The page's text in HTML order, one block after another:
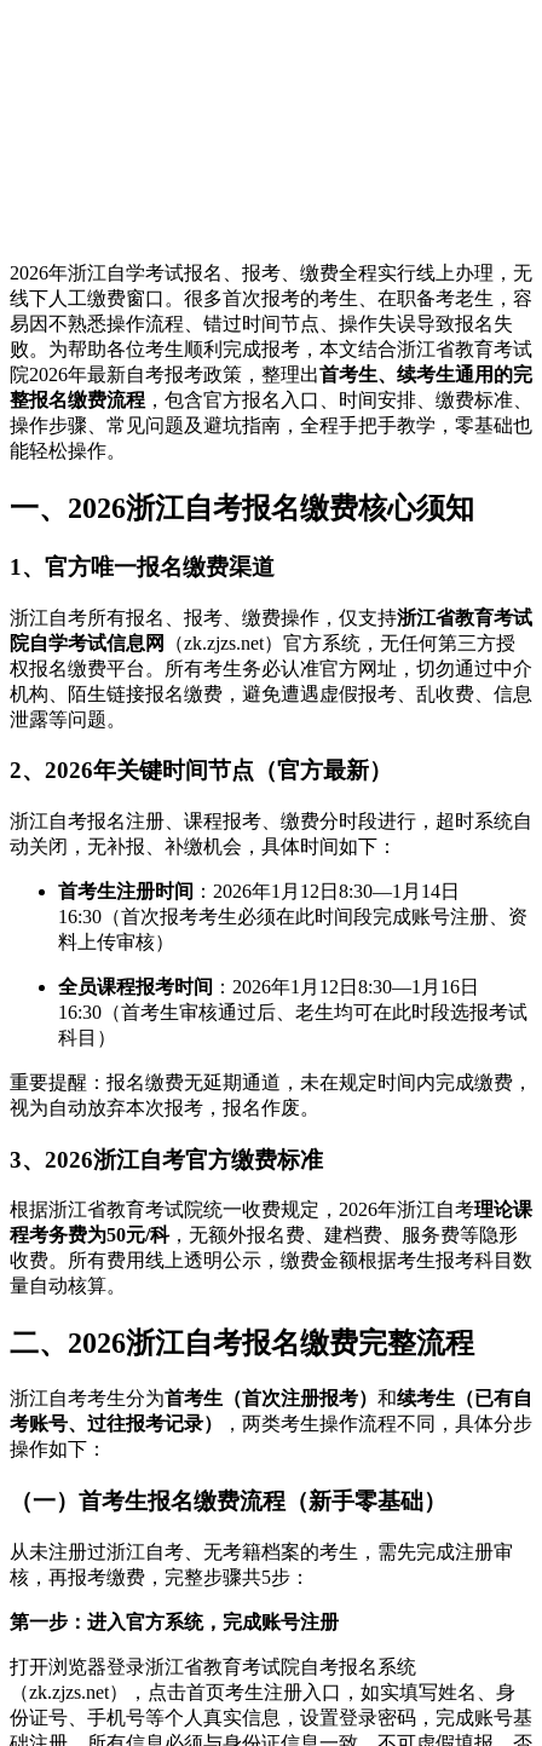
2026年浙江自学考试报名、报考、缴费全程实行线上办理，无
线下人工缴费窗口。很多首次报考的考生、在职备考老生，容
易因不熟悉操作流程、错过时间节点、操作失误导致报名失
败。为帮助各位考生顺利完成报考，本文结合浙江省教育考试
院2026年最新自考报考政策，整理出首考生、续考生通用的完
整报名缴费流程 ，包含官方报名入口、时间安排、缴费标准、
操作步骤、常见问题及避坑指南，全程手把手教学，零基础也
能轻松操作。
一、2026浙江自考报名缴费核心须知
1、官方唯一报名缴费渠道
浙江自考所有报名、报考、缴费操作，仅支持浙江省教育考试
院自学考试信息网
（zk.zjzs.net）官方系统，无任何第三方授
权报名缴费平台。所有考生务必认准官方网址，切勿通过中介
机构、陌生链接报名缴费，避免遭遇虚假报考、乱收费、信息
泄露等问题。
2、2026年关键时间节点（官方最新）
浙江自考报名注册、课程报考、缴费分时段进行，超时系统自
动关闭，无补报、补缴机会，具体时间如下：
首考生注册时间 ：2026年1月12日8:30—1月14日
16:30（首次报考考生必须在此时间段完成账号注册、资
料上传审核）
全员课程报考时间 ：2026年1月12日8:30—1月16日
16:30（首考生审核通过后、老生均可在此时段选报考试
科目）
重要提醒：报名缴费无延期通道，未在规定时间内完成缴费，
视为自动放弃本次报考，报名作废。
3、2026浙江自考官方缴费标准
根据浙江省教育考试院统一收费规定，2026年浙江自考理论课
程考务费为50元/科，无额外报名费、建档费、服务费等隐形
收费。所有费用线上透明公示，缴费金额根据考生报考科目数
量自动核算。
二、2026浙江自考报名缴费完整流程
浙江自考考生分为首考生（首次注册报考） 和续考生（已有自
考账号、过往报考记录）
，两类考生操作流程不同，具体分步
操作如下：
（一）首考生报名缴费流程（新手零基础）
从未注册过浙江自考、无考籍档案的考生，需先完成注册审
核，再报考缴费，完整步骤共5步：
第一步：进入官方系统，完成账号注册
打开浏览器登录浙江省教育考试院自考报名系统
（zk.zjzs.net），点击首页考生注册入口，如实填写姓名、身
份证号、手机号等个人真实信息，设置登录密码，完成账号基